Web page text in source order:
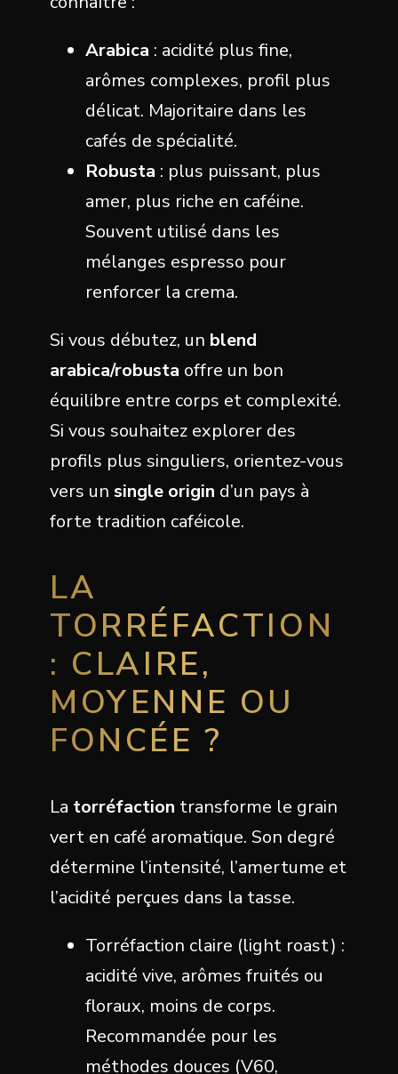
Arabica : acidité plus fine,
arômes complexes, profil plus
délicat. Majoritaire dans les
cafés de spécialité.
Robusta : plus puissant, plus
amer, plus riche en caféine.
Souvent utilisé dans les
mélanges espresso pour
renforcer la crema.
Si vous débutez, un blend
arabica/robusta offre un bon
équilibre entre corps et complexité.
Si vous souhaitez explorer des
profils plus singuliers, orientez-vous
vers un single origin d’un pays à
forte tradition caféicole.
LA
TORRÉFACTION
: CLAIRE,
MOYENNE OU
FONCÉE ?
La torréfaction transforme le grain
vert en café aromatique. Son degré
détermine l’intensité, l’amertume et
l’acidité perçues dans la tasse.
Torréfaction claire (light roast) :
acidité vive, arômes fruités ou
floraux, moins de corps.
Recommandée pour les
méthodes douces (V60,